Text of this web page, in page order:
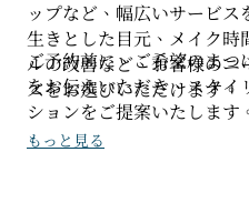
ップなど、幅広いサービ
生きとした目元、メイク時
ルの改善など、お客様のニ
スをお選びいただけます。
ご予約前に、ご希望のま
をお伝えいただき、スタ
ションをご提案いたしま
薄化粧の方、仕事などでメ
もっと見る